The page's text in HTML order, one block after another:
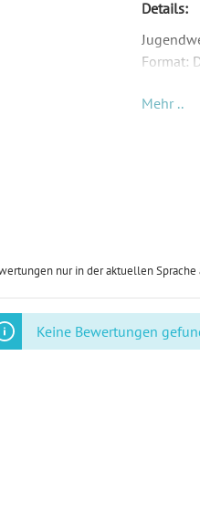
Details:
Format:
Inkl.
Motiv:
Mehr ..
nur in der aktuellen Sprache
Keine Bewertungen